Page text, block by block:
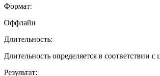
Формат:
Оффлайн
Длительность:
Длительность определяется в соответствии
Результат: